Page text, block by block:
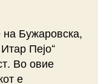
Бужаровска,
Пејо“
Во овие
е